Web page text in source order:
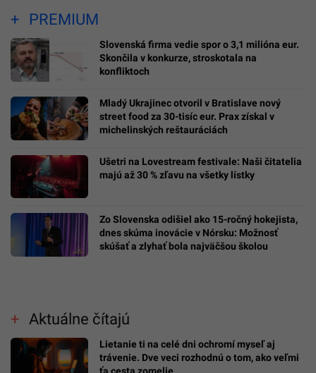
PREMIUM
Slovenská firma vedie spor o 3,1 milióna eur.
Skončila v konkurze, stroskotala na
konfliktoch
Mladý Ukrajinec otvoril v Bratislave nový
street food za 30-tisíc eur. Prax získal v
michelinských reštauráciách
Ušetri na Lovestream festivale: Naši čitatelia
majú až 30 % zľavu na všetky lístky
Zo Slovenska odišiel ako 15-ročný hokejista,
dnes skúma inovácie v Nórsku: Možnosť
skúšať a zlyhať bola najväčšou školou
Aktuálne čítajú
Lietanie ti na celé dni ochromí myseľ aj
trávenie. Dve veci rozhodnú o tom, ako veľmi
ťa cesta zomelie